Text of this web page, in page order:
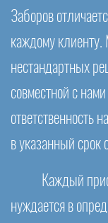
Заборов
каждому
нестандартных
совместной с
ответственность
в указанный срок
Каждый
нуждается в